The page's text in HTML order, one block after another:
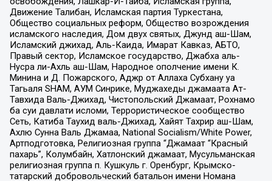
Движение Талибан, Исламская партия Туркестана,
Общество социальных реформ, Общество возрождения
исламского наследия, Дом двух святых, Джунд аш-Шам,
Исламский джихад, Аль-Каида, Имарат Кавказ, АБТО,
Правый сектор, Исламское государство, Джабха аль-
Нусра ли-Ахль аш-Шам, Народное ополчение имени К.
Минина и Д. Пожарского, Аджр от Аллаха Субхану уа
Тагьаля SHAM, АУМ Синрике, Муджахеды джамаата Ат-
Тавхида Валь-Джихад, Чистопольский Джамаат, Рохнамо
ба суи давлати исломи, Террористическое сообщество
Сеть, Катиба Таухид валь-Джихад, Хайят Тахрир аш-Шам,
Ахлю Сунна Валь Джамаа, National Socialism/White Power,
Артподготовка, Религиозная группа “Джамаат “Красный
пахарь”, Колумбайн, Хатлонский джамаат, Мусульманская
религиозная группа п. Кушкуль г. Оренбург, Крымско-
татарский добровольческий батальон имени Номана